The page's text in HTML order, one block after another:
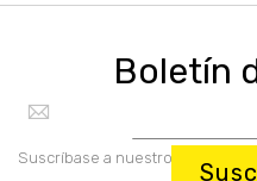
Boletín
Suscríbase a nuestro boletín: